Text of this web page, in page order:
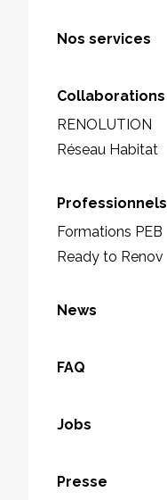
Nos services
Collaborations
RENOLUTION
Réseau Habitat
Professionnels
Formations PEB
Ready to Renov
News
FAQ
Jobs
Presse